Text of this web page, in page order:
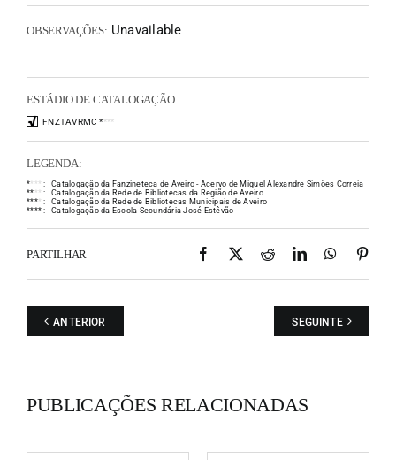
OBSERVAÇÕES: Unavailable
ESTÁDIO DE CATALOGAÇÃO
FNZTAVRMC ****
LEGENDA:
** * * :
Catalogação da Fanzineteca de Aveiro - Acervo de Miguel Alexandre Simões Correia
** * * :
Catalogação da Rede de Bibliotecas da Região de Aveiro
**** :
Catalogação da Rede de Bibliotecas Municipais de Aveiro
**** : Catalogação da Escola Secundária José Estêvão
PARTILHAR Facebook
X RedditLinkedIn
ANTERIOR SEGUINTE
PUBLICAÇÕES RELACIONADAS